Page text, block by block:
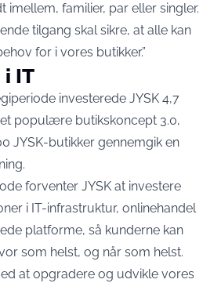
familier, par eller singler.
tilgang skal sikre, at alle kan
for i vores butikker.”
IT
investerede JYSK 4,7
populære butikskoncept 3.0,
JYSK-butikker gennemgik en
forventer JYSK at investere
i IT-infrastruktur, onlinehandel
platforme, så kunderne kan
som helst, og når som helst.
at opgradere og udvikle vores